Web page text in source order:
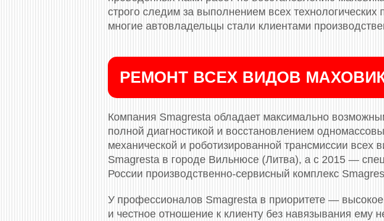
строго следим за выполнением всех
многие автовладельцы стали клиентами
РЕМОНТ ВСЕХ ВИДОВ
Компания Smagresta обладает максимально
полной диагностикой и восстановлением
механической и роботизированной трансмиссии всех
Smagresta в городе Вильнюсе (Литва), а с 2015 —
России производственно-сервисный комплекс
У профессионалов Smagresta в приоритете —
и честное отношение к клиенту без навязывания ему